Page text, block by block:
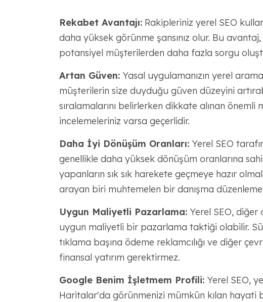
Rekabet Avantajı:Rakipleriniz yerel SEO
daha yüksek görünme şansınız olur. Bu
potansiyel müşterilerden daha fazla sorgu
Artan Güven:Yasal uygulamanızın yerel
müşterilerin size duyduğu güven düzeyini
sıralamalarını belirlerken dikkate alınan
incelemeleriniz varsa geçerlidir.
Daha İyi Dönüşüm Oranları:Yerel SEO
genellikle daha yüksek dönüşüm oranlarına
yapanların sık sık harekete geçmeye hazır
arayan biri muhtemelen bir danışma
Uygun Maliyetli Pazarlama:Yerel SEO, diğer
uygun maliyetli bir pazarlama taktiği olabilir.
tıklama başına ödeme reklamcılığı ve diğer
finansal yatırım gerektirmez.
Google Benim İşletmem Profili:Yerel SEO,
Haritalar'da görünmenizi mümkün kılan hayati